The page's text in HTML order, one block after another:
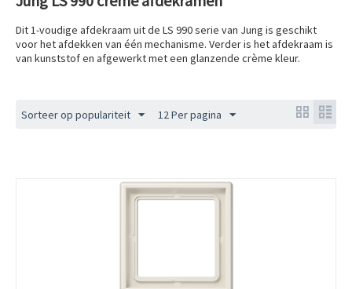
Dit 1-voudige afdekraam uit de LS 990 serie van Jung is geschikt
voor het afdekken van één mechanisme. Verder is het afdekraam is
van kunststof en afgewerkt met een glanzende crème kleur.
Sorteer op populariteit 12 Per pagina